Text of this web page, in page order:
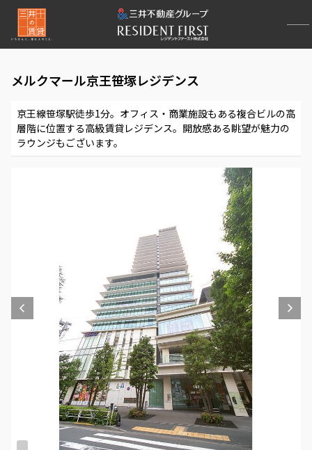
メルクマール京王笹塚レジデンス
京王線笹塚駅徒歩1分。オフィス・商業施設もある複合ビルの高
層階に位置する高級賃貸レジデンス。開放感ある眺望が魅力の
ラウンジもございます。